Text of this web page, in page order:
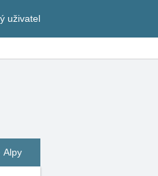
uživatel
Alpy